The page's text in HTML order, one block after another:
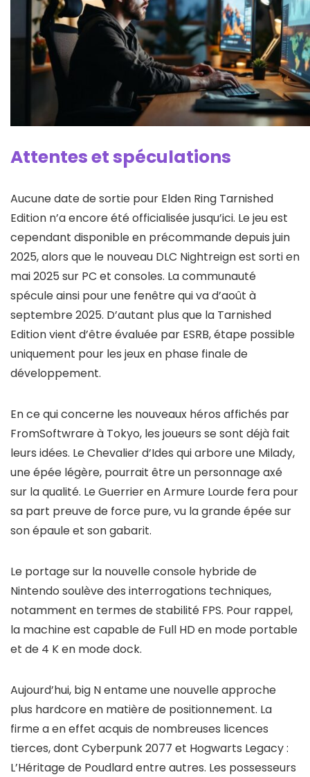
Attentes et spéculations
Aucune date de sortie pour Elden Ring Tarnished
Edition n’a encore été officialisée jusqu’ici. Le jeu est
cependant disponible en précommande depuis juin
2025, alors que le nouveau DLC Nightreign est sorti en
mai 2025 sur PC et consoles. La communauté
spécule ainsi pour une fenêtre qui va d’août à
septembre 2025. D’autant plus que la Tarnished
Edition vient d’être évaluée par ESRB, étape possible
uniquement pour les jeux en phase finale de
développement.
En ce qui concerne les nouveaux héros affichés par
FromSoftwrare à Tokyo, les joueurs se sont déjà fait
leurs idées. Le Chevalier d’Ides qui arbore une Milady,
une épée légère, pourrait être un personnage axé
sur la qualité. Le Guerrier en Armure Lourde fera pour
sa part preuve de force pure, vu la grande épée sur
son épaule et son gabarit.
Le portage sur la nouvelle console hybride de
Nintendo soulève des interrogations techniques,
notamment en termes de stabilité FPS. Pour rappel,
la machine est capable de Full HD en mode portable
et de 4 K en mode dock.
Aujourd’hui, big N entame une nouvelle approche
plus hardcore en matière de positionnement. La
firme a en effet acquis de nombreuses licences
tierces, dont Cyberpunk 2077 et Hogwarts Legacy :
L’Héritage de Poudlard entre autres. Les possesseurs